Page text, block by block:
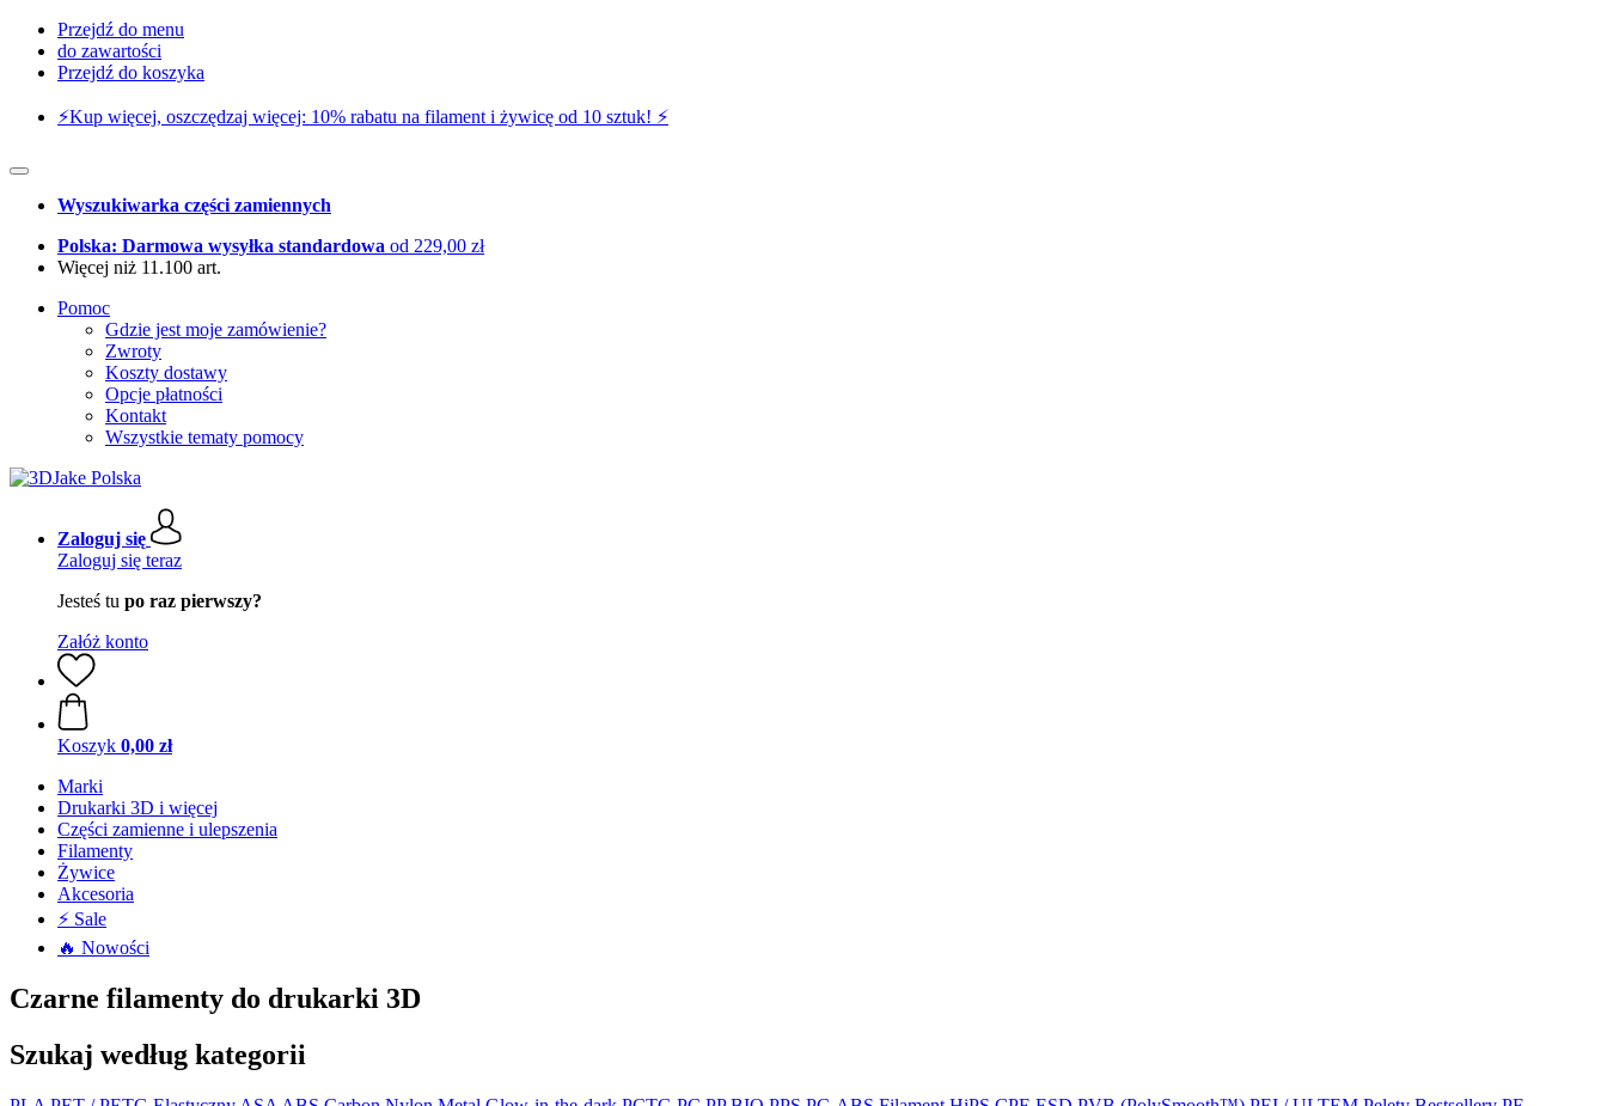
Przejdź do menu
do zawartości
Przejdź do koszyka
⚡️Kup więcej, oszczędzaj więcej: 10% rabatu na filament i żywicę od 10 sztuk! ⚡️
Wyszukiwarka części zamiennych
Polska: Darmowa wysyłka standardowa od 229,00 zł
Więcej niż 11.100 art.
Pomoc
Gdzie jest moje zamówienie?
Zwroty
Koszty dostawy
Opcje płatności
Kontakt
Wszystkie tematy pomocy
Zaloguj się
Zaloguj się teraz
Jesteś tu po raz pierwszy?
Załóż konto
Koszyk 0,00 zł
Marki
Drukarki 3D i więcej
Części zamienne i ulepszenia
Filamenty
Żywice
Akcesoria
⚡ Sale
🔥 Nowości
Czarne filamenty do drukarki 3D
Szukaj według kategorii